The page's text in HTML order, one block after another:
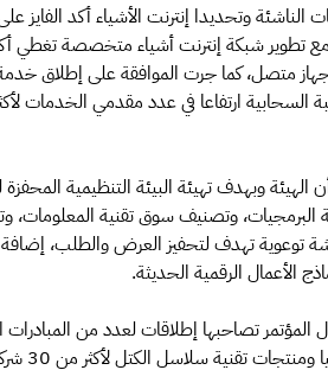
الهيئة وبهدف تهيئة البيئة التنظيمية
و33 ورشة توعوية تهدف لتحفيز العرض
الأعمال الرقمية الحديثة.